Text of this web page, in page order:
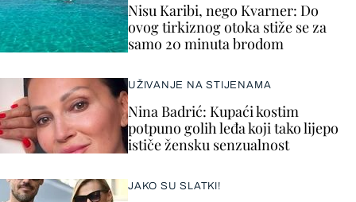
Nisu Karibi, nego Kvarner: Do
ovog tirkiznog otoka stiže se za
samo 20 minuta brodom
UŽIVANJE NA STIJENAMA
Nina Badrić: Kupaći kostim
potpuno golih leđa koji tako lijepo
ističe žensku senzualnost
JAKO SU SLATKI!